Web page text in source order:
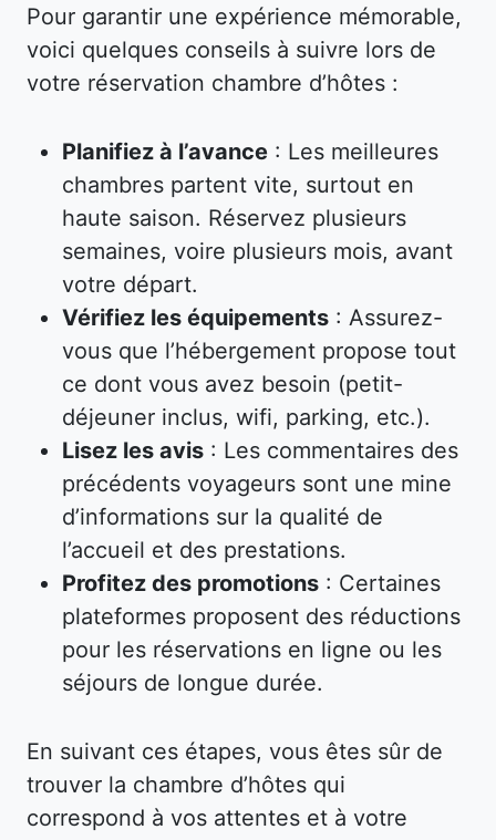
Pour garantir une expérience mémorable,
voici quelques conseils à suivre lors de
votre réservation chambre d’hôtes :
Planifiez à l’avance : Les meilleures
chambres partent vite, surtout en
haute saison. Réservez plusieurs
semaines, voire plusieurs mois, avant
votre départ.
Vérifiez les équipements : Assurez-
vous que l’hébergement propose tout
ce dont vous avez besoin (petit-
déjeuner inclus, wifi, parking, etc.).
Lisez les avis : Les commentaires des
précédents voyageurs sont une mine
d’informations sur la qualité de
l’accueil et des prestations.
Profitez des promotions : Certaines
plateformes proposent des réductions
pour les réservations en ligne ou les
séjours de longue durée.
En suivant ces étapes, vous êtes sûr de
trouver la chambre d’hôtes qui
correspond à vos attentes et à votre